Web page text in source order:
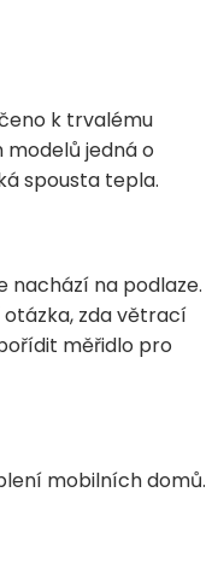
k trvalému
modelů jedná o
spousta tepla.
nachází na podlaze.
otázka, zda větrací
měřidlo pro
mobilních domů.